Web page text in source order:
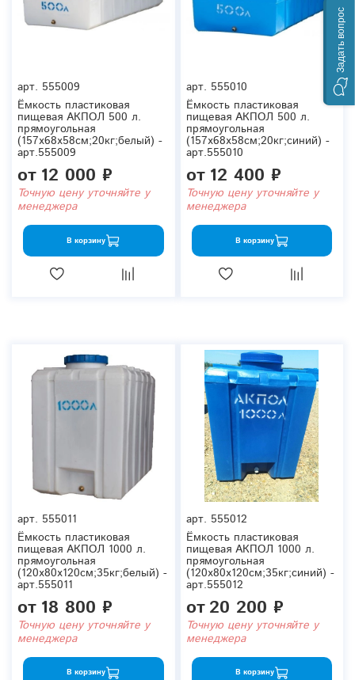
арт. 555009
Ёмкость пластиковая
пищевая АКПОЛ 500 л.
прямоугольная
(157x68x58см;20кг;белый) -
арт.555009
от 12 000 ₽
Точную цену уточняйте у
менеджера
В корзину
арт. 555010
Ёмкость пластиковая
пищевая АКПОЛ 500 л.
прямоугольная
(157x68x58см;20кг;синий) -
арт.555010
от 12 400 ₽
Точную цену уточняйте у
менеджера
В корзину
арт. 555011
Ёмкость пластиковая
пищевая АКПОЛ 1000 л.
прямоугольная
(120x80x120см;35кг;белый) -
арт.555011
от 18 800 ₽
Точную цену уточняйте у
менеджера
В корзину
арт. 555012
Ёмкость пластиковая
пищевая АКПОЛ 1000 л.
прямоугольная
(120x80x120см;35кг;синий) -
арт.555012
от20 200 ₽
Точную цену уточняйте у
менеджера
В корзину
Задать вопрос